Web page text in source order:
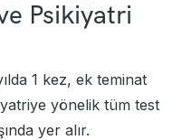
Psikiyatri
1 kez, ek teminat
yönelik tüm test
yer alır.